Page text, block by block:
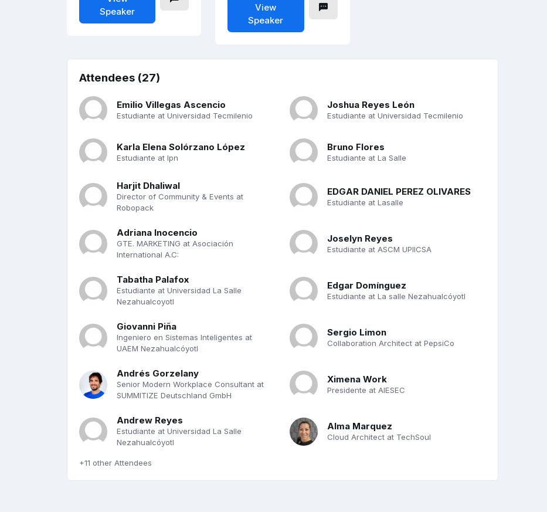
Speaker
View
Speaker
Attendees (27)
Emilio Villegas Ascencio
Estudiante at Universidad Tecmilenio
Joshua Reyes León
Estudiante at Universidad Tecmilenio
Karla Elena Solórzano López
Estudiante at Ipn
Bruno Flores
Estudiante at La Salle
Harjit Dhaliwal
Director of Community & Events at
Robopack
EDGAR DANIEL PEREZ OLIVARES
Estudiante at Lasalle
Adriana Inocencio
GTE. MARKETING at Asociación
International A.C:
Joselyn Reyes
Estudiante at ASCM UPIICSA
Tabatha Palafox
Estudiante at Universidad La Salle
Nezahualcoyotl
Edgar Domínguez
Estudiante at La salle Nezahualcóyotl
Giovanni Piña
Ingeniero en Sistemas Inteligentes at
UAEM Nezahualcóyotl
Sergio Limon
Collaboration Architect at PepsiCo
Andrés Gorzelany
Senior Modern Workplace Consultant at
SUMMITIZE Deutschland GmbH
Ximena Work
Presidente at AIESEC
Andrew Reyes
Estudiante at Universidad La Salle
Nezahualcóyotl
Alma Marquez
Cloud Architect at TechSoul
+11 other Attendees